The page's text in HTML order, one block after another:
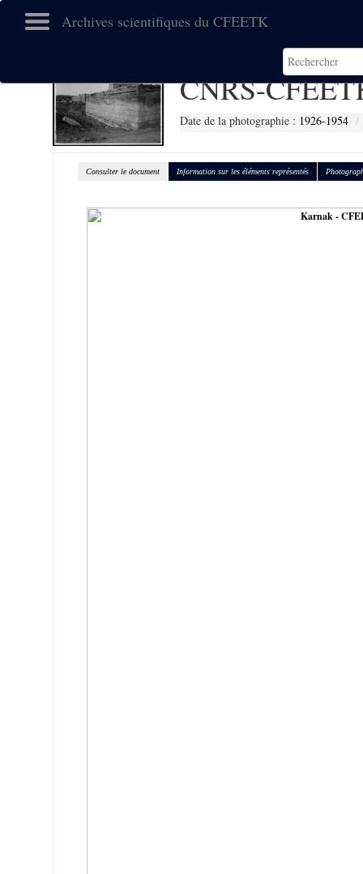
Archives scientifiques du CFEETK
CNRS-
Date de la photographie : 1926-1954
Consulter le document Information sur les éléments représentés